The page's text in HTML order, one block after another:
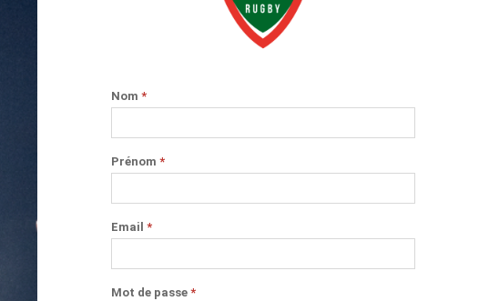
Nom *
Prénom *
Email *
Mot de passe *